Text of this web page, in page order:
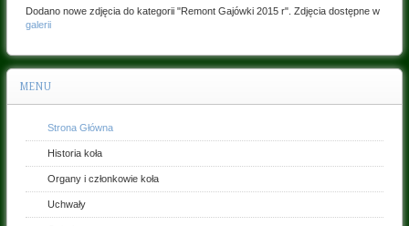
członkowie
Kontakt
do
pobrania
Dodano nowe zdjęcia do kategorii "Remont Gajówki 2015 r". Zdjęcia dostępne w
galerii
MENU
Strona Główna
Historia koła
Organy i członkowie koła
Uchwały